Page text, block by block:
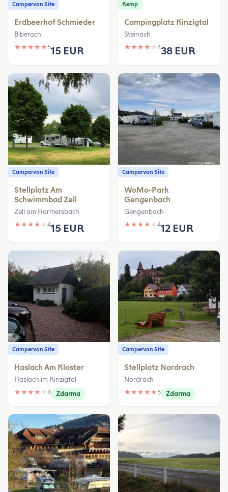
Campervan Site
Erdbeerhof Schmieder
Biberach
★ ★ ★ ★ ★515 EUR
Kemp
Campingplatz Kinzigtal
Steinach
★ ★ ★ ★ ★ 438 EUR
Campervan Site
Stellplatz Am
Schwimmbad Zell
Zell am Harmersbach
★ ★ ★ ★ ★ 415 EUR
Campervan Site
WoMo-Park
Gengenbach
Gengenbach
★ ★ ★ ★ ★ 412 EUR
Campervan Site
Haslach Am Kloster
Haslach im Kinzigtal
★ ★ ★ ★ ★ 4 Zdarma
Campervan Site
Stellplatz Nordrach
Nordrach
★ ★ ★ ★ ★5 Zdarma